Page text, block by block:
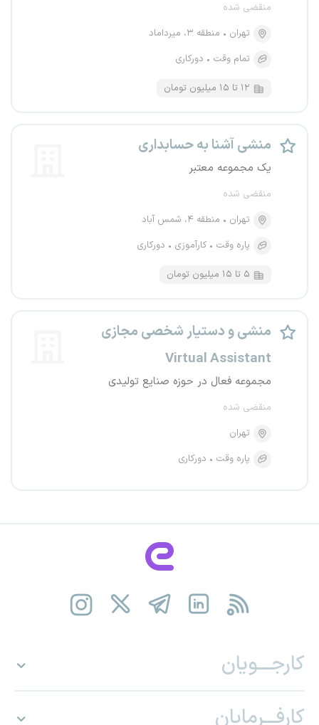
منقضی شده
تهران
منطقه ۳، میرداماد
تمام وقت
دورکاری
۱۲ تا ۱۵ میلیون تومان
منشی آشنا به حسابداری
یک مجموعه معتبر
منقضی شده
تهران
منطقه ۴، شمس آباد
پاره وقت
کارآموزی دورکاری
۵ تا ۱۵ میلیون تومان
منشی و دستیار شخصی مجازی
Virtual Assistant
مجموعه فعال در حوزه صنایع تولیدی
منقضی شده
تهران
پاره وقت
دورکاری
کارجـــویان
کارفـــرمایان